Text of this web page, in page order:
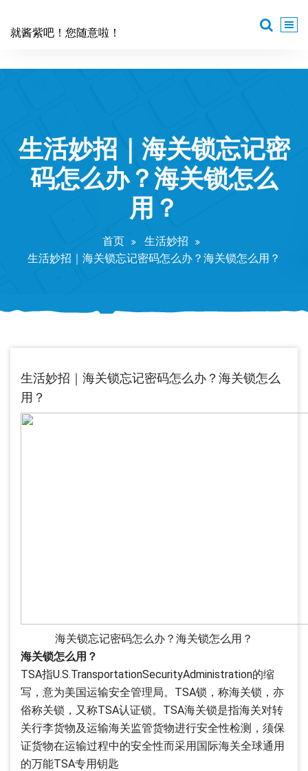
就酱紫吧！您随意啦！
生活妙招｜海关锁忘记密
码怎么办？海关锁怎么
用？
首页
生活妙招
生活妙招｜海关锁忘记密码怎么办？海关锁怎么用？
生活妙招｜海关锁忘记密码怎么办？海关锁怎么
用？
海关锁忘记密码怎么办？海关锁怎么用？
海关锁怎么用？
TSA指U.S.TransportationSecurityAdministration的缩
写，意为美国运输安全管理局。TSA锁，称海关锁，亦
俗称关锁，又称TSA认证锁。TSA海关锁是指海关对转
关行李货物及运输海关监管货物进行安全性检测，须保
证货物在运输过程中的安全性而采用国际海关全球通用
的万能TSA专用钥匙